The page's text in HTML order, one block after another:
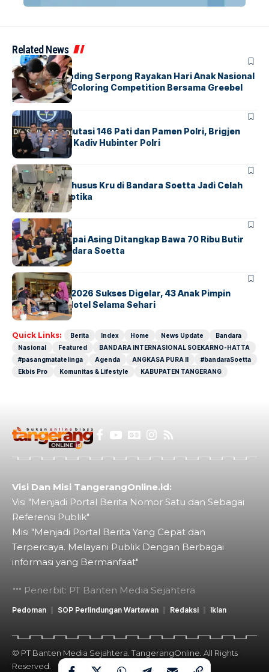
Related News
BERITAINDEX
Atria Hotel Gading Serpong Rayakan Hari Anak Nasional
Lewat Family Coloring Competition Bersama Greebel
Indonesia
BERITA
Mabes Polri Mutasi 146 Pati dan Pamen Polri, Brigjen
Untung Jabat Kadiv Hubinter Polri
BANDARABERITA
Ketika Jalur Khusus Kru di Bandara Soetta Jadi Celah
Sindikat Narkotika
BANDARA BERITA
Kopilot Maskapai Asing Ditangkap Bawa 70 Ribu Butir
Ekstasi di Bandara Soetta
BERITAINDEX
GM For A Day 2026 Sukses Digelar, 43 Anak Pimpin
Operasional Hotel Selama Sehari
Quick Links: Berita Index Home News Update
Bandara
Nasional
Featured
BANDARA INTERNASIONAL SOEKARNO-HATTA
#pasangmatatelinga
Agenda ANGKASA PURA II
#bandaraSoetta
Ekbis Pro
Komunitas & Lifestyle KABUPATEN TANGERANG
Visi Dan Misi TangerangOnline.id:
Visi "Menjadi Portal Berita Nomor Satu dan Sebagai
Referensi Publik"
Misi "Menjadi Portal Berita Yang Cepat dan
Terpercaya. Melayani Publik Dengan Berbagai
informasi yang Bermanfaat"
Penerbit: PT Banten Media Sejahtera
Pedoman SOP Perlindungan Wartawan Redaksi Iklan
© PT Banten Media Sejahtera. TangerangOnline. All Rights
Reserved.